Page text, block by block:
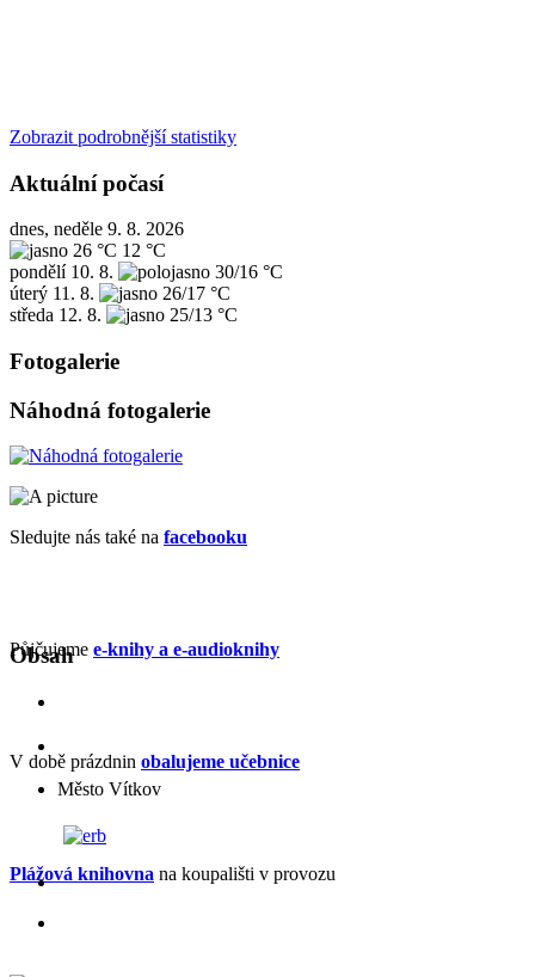
Zobrazit podrobnější statistiky
Aktuální počasí
dnes, neděle 9. 8. 2026
26 °C 12 °C
pondělí 10. 8.
30/16 °C
úterý 11. 8.
26/17 °C
středa 12. 8. 25/13 °C
Fotogalerie
Náhodná fotogalerie
Sledujte nás také na facebooku
Půjčujeme e-knihy a e-audioknihy
V době prázdnin obalujeme učebnice
Plážová knihovna na koupališti v provozu
Obsah
Město Vítkov